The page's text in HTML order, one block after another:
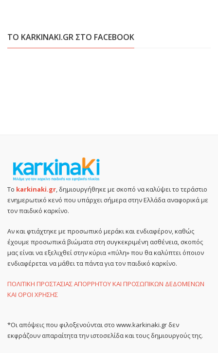
ΤΟ KARKINAKI.GR ΣΤΟ FACEBOOK
Το karkinaki.gr, δημιουργήθηκε με σκοπό να καλύψει το τεράστιο
ενημερωτικό κενό που υπάρχει σήμερα στην Ελλάδα αναφορικά με
τον παιδικό καρκίνο.
Αν και φτιάχτηκε με προσωπικό μεράκι και ενδιαφέρον, καθώς
έχουμε προσωπικά βιώματα στη συγκεκριμένη ασθένεια, σκοπός
μας είναι να εξελιχθεί στην κύρια «πύλη» που θα καλύπτει όποιον
ενδιαφέρεται να μάθει τα πάντα για τον παιδικό καρκίνο.
ΠΟΛΙΤΙΚΗ ΠΡΟΣΤΑΣΙΑΣ ΑΠΟΡΡΗΤΟΥ ΚΑΙ ΠΡΟΣΩΠΙΚΩΝ ΔΕΔΟΜΕΝΩΝ
ΚΑΙ ΟΡΟΙ ΧΡΗΣΗΣ
*Οι απόψεις που φιλοξενούνται στο www.karkinaki.gr δεν
εκφράζουν απαραίτητα την ιστοσελίδα και τους δημιουργούς της.